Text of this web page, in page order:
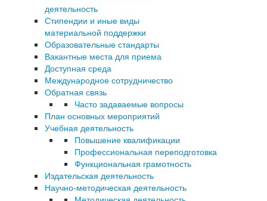
деятельность
Стипендии и иные виды
материальной поддержки
Образовательные стандарты
Вакантные места для приема
Доступная среда
Международное сотрудничество
Обратная связь
Часто задаваемые вопросы
План основных мероприятий
Учебная деятельность
Повышение квалификации
Профессиональная переподготовка
Функциональная грамотность
Издательская деятельность
Научно-методическая деятельность